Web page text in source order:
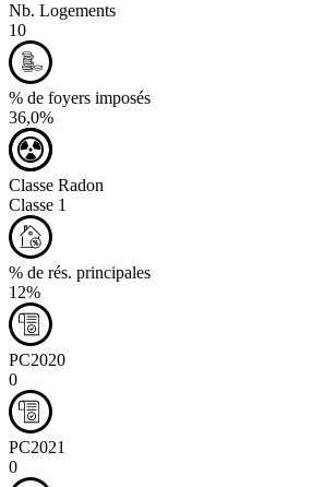
Nb. Logements
10
% de foyers imposés
36,0%
Classe Radon
Classe 1
% de rés. principales
12%
PC2020
0
PC2021
0